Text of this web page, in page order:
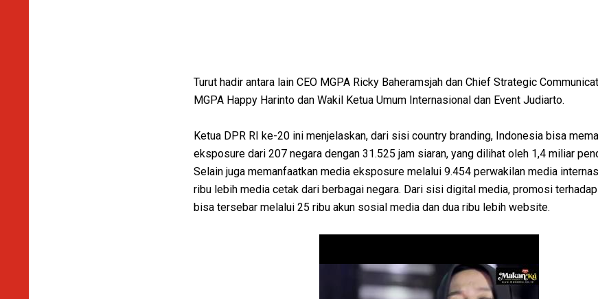
Turut hadir antara lain CEO MGPA Ricky Baheramsjah dan Chief Strategic
MGPA Happy Harinto dan Wakil Ketua Umum Internasional dan Event Judiarto.
Ketua DPR RI ke-20 ini menjelaskan, dari sisi country branding, Indonesia bisa
eksposure dari 207 negara dengan 31.525 jam siaran, yang dilihat oleh 1,4 miliar
Selain juga memanfaatkan media eksposure melalui 9.454 perwakilan media
ribu lebih media cetak dari berbagai negara. Dari sisi digital media, promosi
bisa tersebar melalui 25 ribu akun sosial media dan dua ribu lebih website.